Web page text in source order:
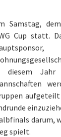
Samstag,
Cup statt.
diesem Jahr
darum,
spielt.